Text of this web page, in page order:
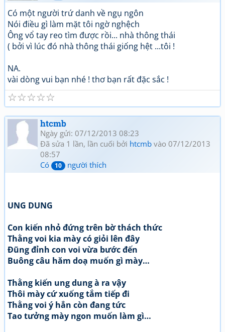
Có một người trứ danh về ngụ ngôn
Nói điều gì làm mặt tôi ngờ nghệch
Ông vổ tay reo tìm được rồi... nhà thông thái
( bởi vì lúc đó nhà thông thái giống hệt ...tôi !
NA.
vài dòng vui bạn nhé ! thơ bạn rất đặc sắc !
☆
☆
☆
☆
☆
htcmb
Ngày gửi: 07/12/2013 08:23
Đã sửa 1 lần, lần cuối bởi htcmb vào 07/12/2013
08:57
Có
10 người thích
UNG DUNG
Con kiến nhỏ đứng trên bờ thách thức
Thằng voi kia mày có giỏi lên đây
Đũng đỉnh con voi vừa bước đến
Buông câu hăm doạ muốn gì mày…
Thằng kiến ung dung à ra vậy
Thôi mày cứ xuống tắm tiếp đi
Thằng voi ý hẳn còn đang tức
Tao tưởng mày ngon muốn làm gì…